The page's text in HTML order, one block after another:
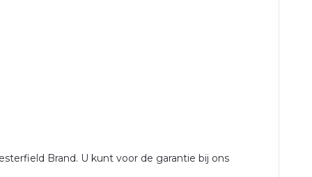
Brand. U kunt voor de garantie bij ons